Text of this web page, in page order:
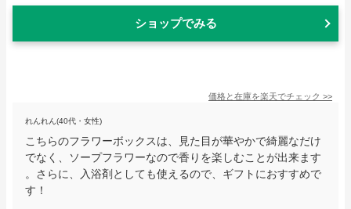
ショップでみる
価格と在庫を楽天でチェック >>
れんれん(40代・女性)
こちらのフラワーボックスは、見た目が華やかで綺麗なだけ
でなく、ソープフラワーなので香りを楽しむことが出来ます
。さらに、入浴剤としても使えるので、ギフトにおすすめで
す！